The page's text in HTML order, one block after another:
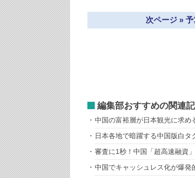
次ページ »
編集部おすすめの関連
中国の富裕層が日本観光に求め
日本各地で暗躍する中国版白タ
審査に1秒！中国「超高速融資
中国でキャッシュレス化が爆発